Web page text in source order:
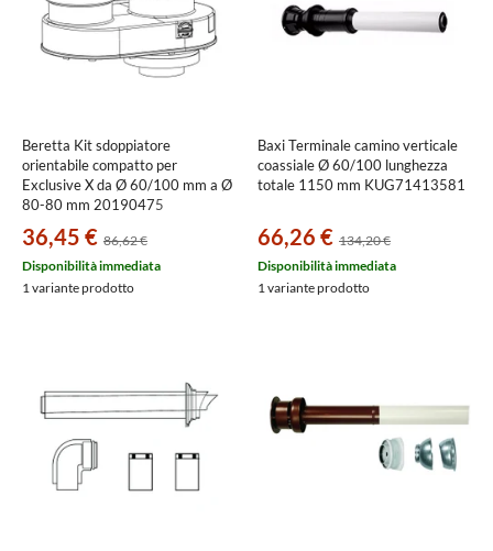
Beretta Kit sdoppiatore
orientabile compatto per
Exclusive X da Ø 60/100 mm a Ø
80-80 mm 20190475
36,45 € 86,62 €
Disponibilità immediata
1 variante prodotto
Baxi Terminale camino verticale
coassiale Ø 60/100 lunghezza
totale 1150 mm KUG71413581
66,26 € 134,20 €
Disponibilità immediata
1 variante prodotto